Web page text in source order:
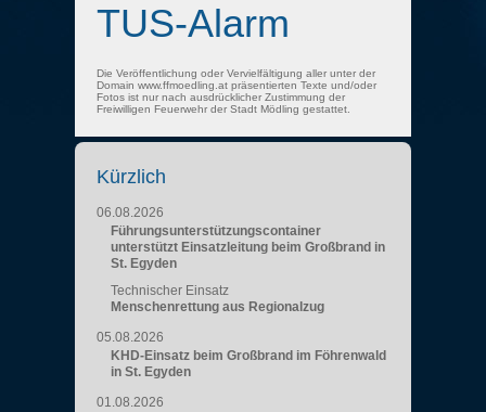
TUS-Alarm
Die Veröffentlichung oder Vervielfältigung aller unter der
Domain www.ffmoedling.at präsentierten Texte und/oder
Fotos ist nur nach ausdrücklicher Zustimmung der
Freiwilligen Feuerwehr der Stadt Mödling gestattet.
Kürzlich
06.08.2026
Führungsunterstützungscontainer
unterstützt Einsatzleitung beim Großbrand in
St. Egyden
Technischer Einsatz
Menschenrettung aus Regionalzug
05.08.2026
KHD-Einsatz beim Großbrand im Föhrenwald
in St. Egyden
01.08.2026